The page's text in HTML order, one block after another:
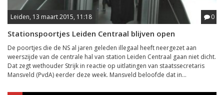
Leiden, 13 maart 2015, 11:18 0
Stationspoortjes Leiden Centraal blijven open
De poortjes die de NS al jaren geleden illegaal heeft neergezet aan
weerszijde van de centrale hal van station Leiden Centraal gaan niet dicht.
Dat zegt wethouder Strijk in reactie op uitlatingen van staatssecretaris
Mansveld (PvdA) eerder deze week. Mansveld beloofde dat in...